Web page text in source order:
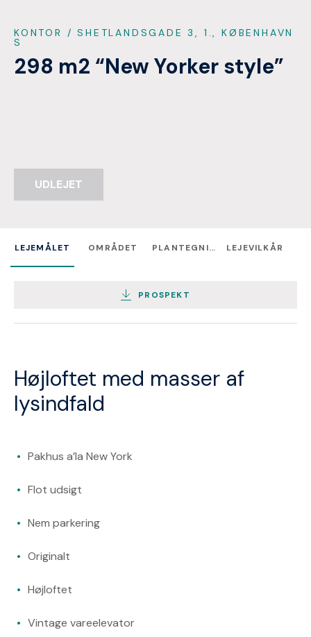
KONTOR / SHETLANDSGADE 3, 1., KØBENHAVN
S
298 m2 “New Yorker style”
UDLEJET
LEJEMÅLET OMRÅDET PLANTEGNING LEJEVILKÅR
PROSPEKT
Højloftet med masser af
lysindfald
Pakhus a’la New York
Flot udsigt
Nem parkering
Originalt
Højloftet
Vintage vareelevator